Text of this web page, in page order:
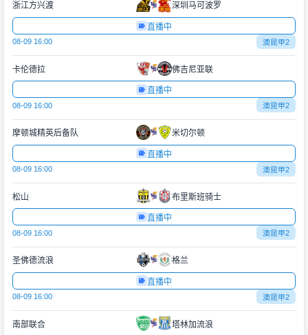
浙江方兴渡 深圳马可波罗
直播中
08-09 16:00 澳昆甲2
卡伦德拉 佛吉尼亚联
直播中
08-09 16:00 澳昆甲2
摩顿城精英后备队 米切尔顿
直播中
08-09 16:00 澳昆甲2
松山 布里斯班骑士
直播中
08-09 16:00 澳昆甲2
圣佛德流浪 格兰
直播中
08-09 16:00 澳昆甲2
南部联合 塔林加流浪